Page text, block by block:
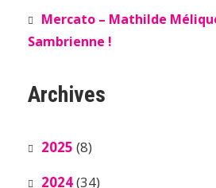
Mercato – Mathilde
Sambrienne !
Archives
2025 (8)
2024(34)